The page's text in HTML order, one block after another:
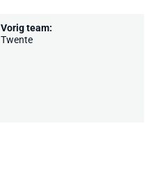
Vorig team:
Twente